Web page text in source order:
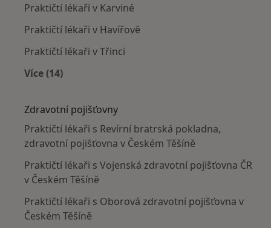
Praktičtí lékaři v Karviné
Praktičtí lékaři v Havířově
Praktičtí lékaři v Třinci
Více (14)
Zdravotní pojišťovny
Praktičtí lékaři s Revírní bratrská pokladna,
zdravotní pojišťovna v Českém Těšíně
Praktičtí lékaři s Vojenská zdravotní pojišťovna ČR
v Českém Těšíně
Praktičtí lékaři s Oborová zdravotní pojišťovna v
Českém Těšíně